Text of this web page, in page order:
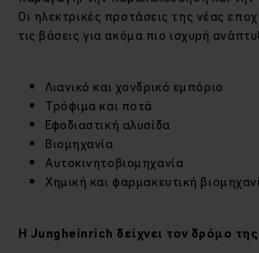
Οι ηλεκτρικές προτάσεις της νέας
τις βάσεις για ακόμα πιο ισχυρή
Λιανικό και χονδρικό εμπόριο
Τρόφιμα και ποτά
Εφοδιαστική αλυσίδα
Βιομηχανία
Αυτοκινητοβιομηχανία
Χημική και φαρμακευτική
Η Jungheinrich δείχνει τον δρόμο